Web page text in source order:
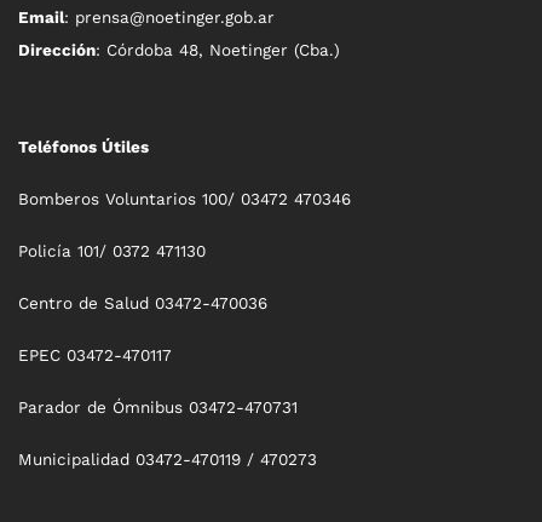
Email: prensa@noetinger.gob.ar
Dirección: Córdoba 48, Noetinger (Cba.)
Teléfonos Útiles
Bomberos Voluntarios 100/ 03472 470346
Policía 101/ 0372 471130
Centro de Salud 03472-470036
EPEC 03472-470117
Parador de Ómnibus 03472-470731
Municipalidad 03472-470119 / 470273